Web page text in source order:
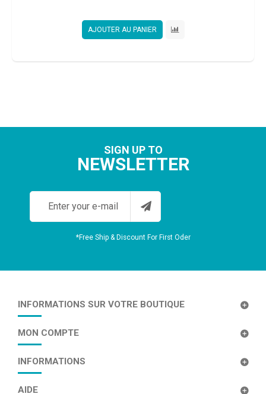
AJOUTER AU PANIER
SIGN UP TO
NEWSLETTER
*Free Ship & Discount For First Oder
INFORMATIONS SUR VOTRE BOUTIQUE
MON COMPTE
INFORMATIONS
AIDE